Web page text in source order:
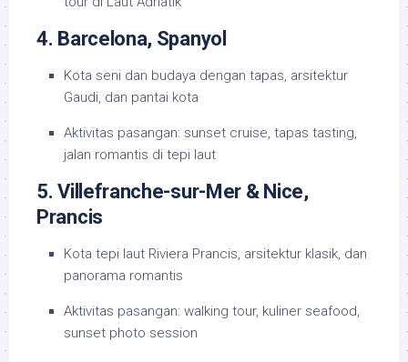
4. Barcelona, Spanyol
Kota seni dan budaya dengan tapas, arsitektur
Gaudi, dan pantai kota
Aktivitas pasangan: sunset cruise, tapas tasting,
jalan romantis di tepi laut
5. Villefranche-sur-Mer & Nice,
Prancis
Kota tepi laut Riviera Prancis, arsitektur klasik, dan
panorama romantis
Aktivitas pasangan: walking tour, kuliner seafood,
sunset photo session